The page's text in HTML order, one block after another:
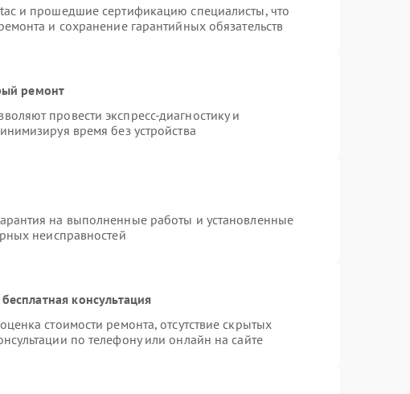
и прошедшие сертификацию специалисты, что
и сохранение гарантийных обязательств
ремонт
провести экспресс-диагностику и
время без устройства
на выполненные работы и установленные
неисправностей
консультация
стоимости ремонта, отсутствие скрытых
по телефону или онлайн на сайте